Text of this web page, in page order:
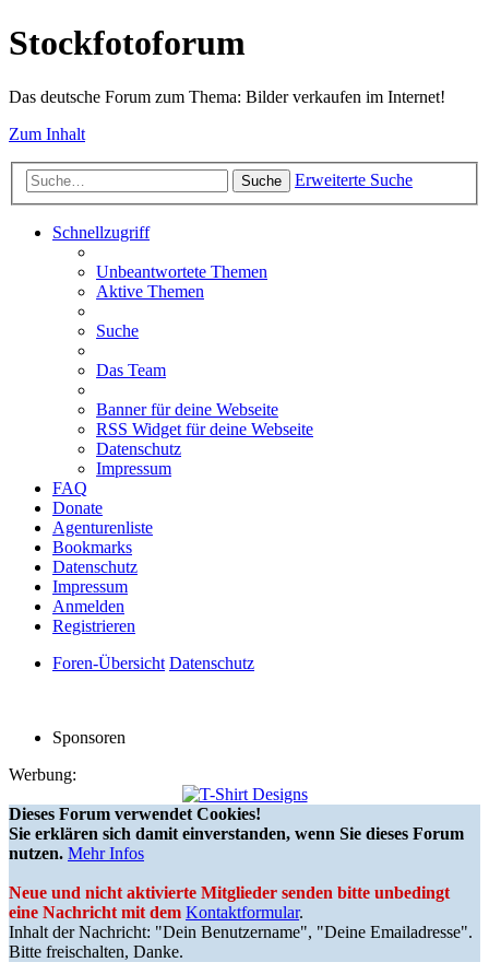
Stockfotoforum
Das deutsche Forum zum Thema: Bilder verkaufen im Internet!
Zum Inhalt
Suche Erweiterte Suche
Schnellzugriff
Unbeantwortete Themen
Aktive Themen
Suche
Das Team
Banner für deine Webseite
RSS Widget für deine Webseite
Datenschutz
Impressum
FAQ
Donate
Agenturenliste
Bookmarks
Datenschutz
Impressum
Anmelden
Registrieren
Foren-Übersicht Datenschutz
Sponsoren
Werbung:
Dieses Forum verwendet Cookies!
Sie erklären sich damit einverstanden, wenn Sie dieses Forum
nutzen. Mehr Infos
Neue und nicht aktivierte Mitglieder senden bitte unbedingt
eine Nachricht mit dem Kontaktformular.
Inhalt der Nachricht: "Dein Benutzername", "Deine Emailadresse".
Bitte freischalten, Danke.